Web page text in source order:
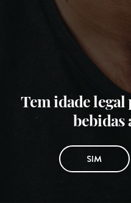
Tem idade legal
bebidas
SIM